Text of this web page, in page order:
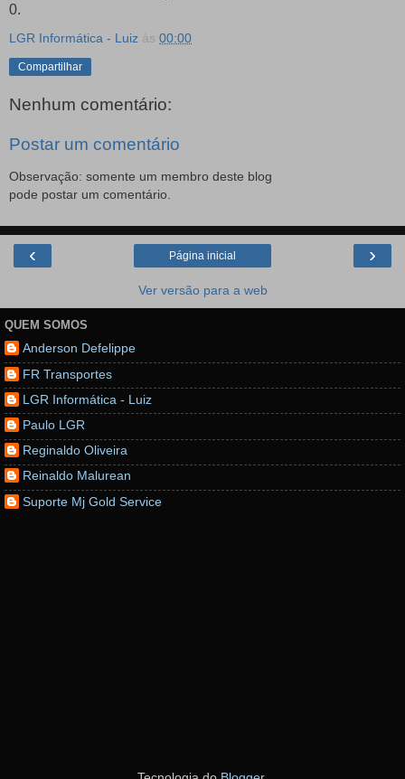
0.
LGR Informática - Luiz às 00:00
Compartilhar
Nenhum comentário:
Postar um comentário
Observação: somente um membro deste blog
pode postar um comentário.
‹ ›
Página inicial
Ver versão para a web
QUEM SOMOS
Anderson Defelippe
FR Transportes
LGR Informática - Luiz
Paulo LGR
Reginaldo Oliveira
Reinaldo Malurean
Suporte Mj Gold Service